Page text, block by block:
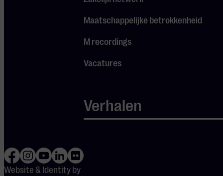
Maatschappelijke betrokkenheid
M recordings
Vacatures
Verhalen
Website & Identity by
luisteraar met het land,
de taal en de ervaringen
melodieën hebben
geïnspireerd.